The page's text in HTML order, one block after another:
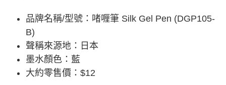
品牌名稱/型號：啫喱筆 Silk Gel Pen (DGP105-
B)
聲稱來源地：日本
墨水顏色：藍
大約零售價：$12